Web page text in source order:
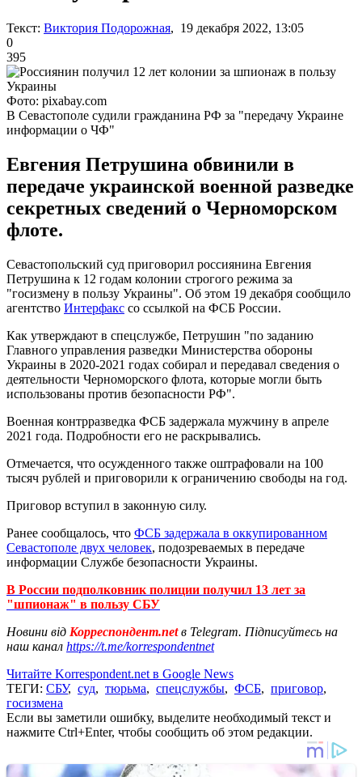
Текст: Виктория Подорожная, 19 декабря 2022, 13:05
0
395
Фото: pixabay.com
В Севастополе судили гражданина РФ за "передачу Украине
информации о ЧФ"
Евгения Петрушина обвинили в
передаче украинской военной разведке
секретных сведений о Черноморском
флоте.
Севастопольский суд приговорил россиянина Евгения
Петрушина к 12 годам колонии строгого режима за
"госизмену в пользу Украины". Об этом 19 декабря сообщило
агентство Интерфакс со ссылкой на ФСБ России.
Как утверждают в спецслужбе, Петрушин "по заданию
Главного управления разведки Министерства обороны
Украины в 2020-2021 годах собирал и передавал сведения о
деятельности Черноморского флота, которые могли быть
использованы против безопасности РФ".
Военная контрразведка ФСБ задержала мужчину в апреле
2021 года. Подробности его не раскрывались.
Отмечается, что осужденного также оштрафовали на 100
тысяч рублей и приговорили к ограничению свободы на год.
Приговор вступил в законную силу.
Ранее сообщалось, что ФСБ задержала в оккупированном
Севастополе двух человек, подозреваемых в передаче
информации Службе безопасности Украины.
В России подполковник полиции получил 13 лет за
"шпионаж" в пользу СБУ
Новини від Корреспондент.netв Telegram. Підписуйтесь на
наш канал https://t.me/korrespondentnet
Читайте Korrespondent.net в Google News
ТЕГИ: СБУ, суд, тюрьма, спецслужбы, ФСБ, приговор,
госизмена
Если вы заметили ошибку, выделите необходимый текст и
нажмите Ctrl+Enter, чтобы сообщить об этом редакции.